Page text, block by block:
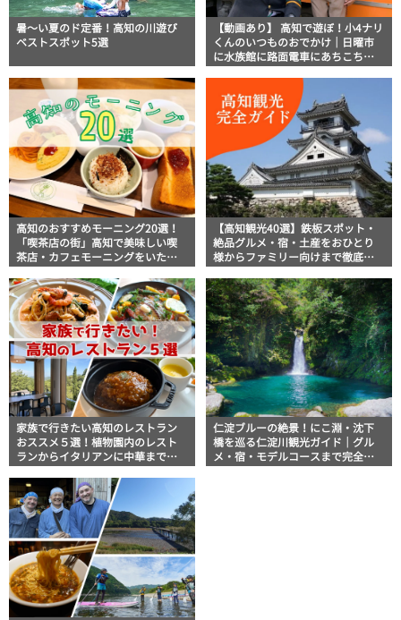
暑～い夏のド定番！高知の川遊び
ベストスポット5選
【動画あり】 高知で遊ぼ！小4ナリ
くんのいつものおでかけ｜日曜市
に水族館に路面電車にあちこち巡
高知のおすすめモーニング20選！
「喫茶店の街」高知で美味しい喫
茶店・カフェモーニングをいただ
【高知観光40選】鉄板スポット・
絶品グルメ・宿・土産をおひとり
様からファミリー向けまで徹底解
家族で行きたい高知のレストラン
おススメ５選！植物園内のレスト
ランからイタリアンに中華まで楽
仁淀ブルーの絶景！にこ淵・沈下
橋を巡る仁淀川観光ガイド｜グル
メ・宿・モデルコースまで完全網